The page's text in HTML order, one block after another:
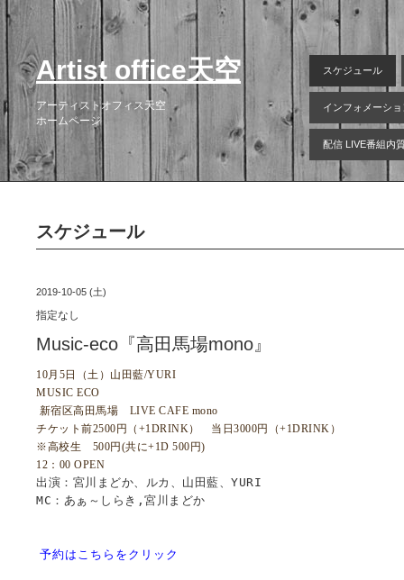
Artist office天空
アーティストオフィス天空
ホームページ
スケジュール
インフォメーショ
配信 LIVE番組内
スケジュール
2019-10-05 (土)
指定なし
Music-eco『高田馬場mono』
10月5日（土）山田藍/YURI
MUSIC ECO
新宿区高田馬場 LIVE CAFE mono
チケット前2500円（+1DRINK） 当日3000円（+1DRINK）
※高校生 500円(共に+1D 500円)
12：00 OPEN
出演：宮川まどか、ルカ、山田藍、YURI
MC：あぁ～しらき,宮川まどか
予約はこちらをクリック